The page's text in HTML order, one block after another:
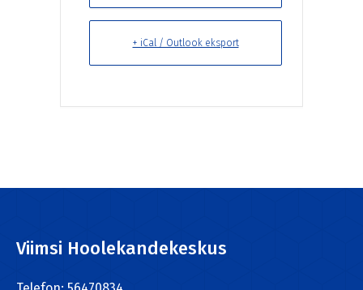
+ iCal / Outlook eksport
Viimsi Hoolekandekeskus